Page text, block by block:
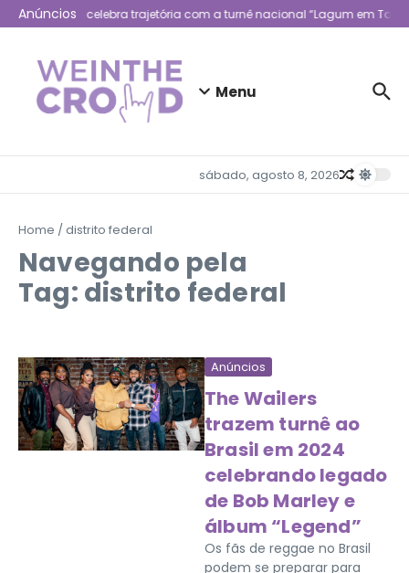
Ir para o conteúdo
Anúncios
Lagum celebra trajetória com a turnê nacional “Lagum em Todo
Menu
sábado, agosto 8, 2026
Home /distrito federal
Navegando pela
Tag: distrito federal
Anúncios
The Wailers
trazem turnê ao
Brasil em 2024
celebrando legado
de Bob Marley e
álbum “Legend”
Os fãs de reggae no Brasil
podem se preparar para